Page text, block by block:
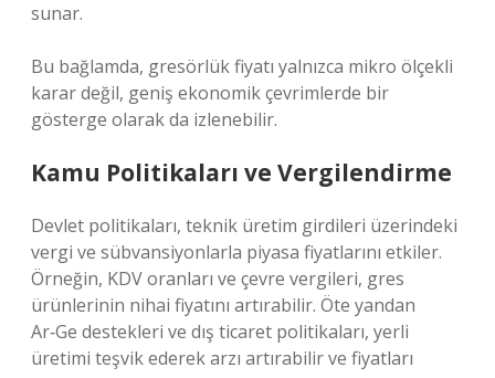
sunar.
Bu bağlamda, gresörlük fiyatı yalnızca mikro ölçekli
karar değil, geniş ekonomik çevrimlerde bir
gösterge olarak da izlenebilir.
Kamu Politikaları ve Vergilendirme
Devlet politikaları, teknik üretim girdileri üzerindeki
vergi ve sübvansiyonlarla piyasa fiyatlarını etkiler.
Örneğin, KDV oranları ve çevre vergileri, gres
ürünlerinin nihai fiyatını artırabilir. Öte yandan
Ar‑Ge destekleri ve dış ticaret politikaları, yerli
üretimi teşvik ederek arzı artırabilir ve fiyatları